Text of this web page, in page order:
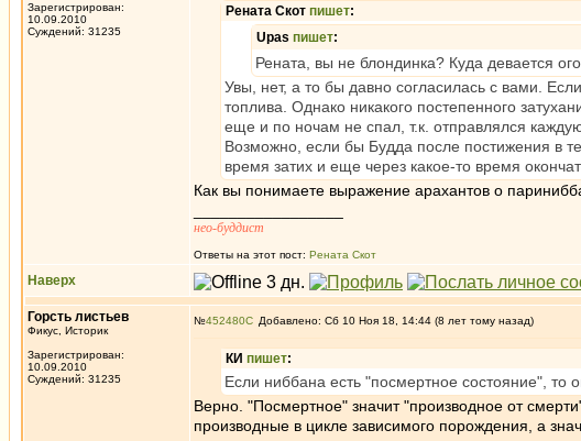
Зарегистрирован:
10.09.2010
Суждений: 31235
Рената Скот пишет:
Upas пишет:
Рената, вы не блондинка? Куда девается
Увы, нет, а то бы давно согласилась с вами.
топлива. Однако никакого постепенного
еще и по ночам не спал, т.к. отправлялся
Возможно, если бы Будда после постижения в
время затих и еще через какое-то время
Как вы понимаете выражение арахантов о
нео-буддист
Ответы на этот пост: Рената Скот
Наверх
Горсть листьев
Фикус, Историк
Зарегистрирован:
10.09.2010
Суждений: 31235
№452480 Добавлено: Сб 10 Ноя 18, 14:44 (8 лет тому назад)
КИ пишет:
Если ниббана есть "посмертное состояние", то
Верно. "Посмертное" значит "производное от
производные в цикле зависимого порождения, а